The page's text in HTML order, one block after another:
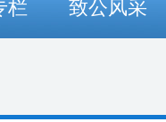
栏 致公风采